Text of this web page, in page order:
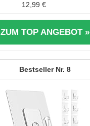
12,99 €
ZUM TOP ANGEBOT »
8